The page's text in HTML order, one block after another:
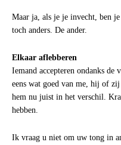
Maar ja, als je je invecht, ben
toch anders. De ander.
Elkaar aflebberen
Iemand accepteren ondanks
eens wat goed van me, hij of
hem nu juist in het verschil.
hebben.
Ik vraag u niet om uw tong in